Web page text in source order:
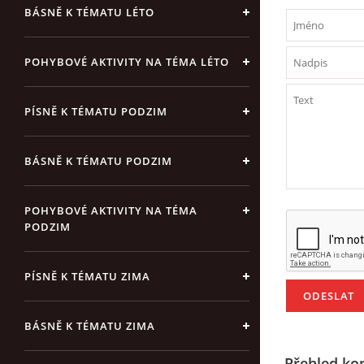
BÁSNĚ K TÉMATU LÉTO
POHYBOVÉ AKTIVITY NA TÉMA LÉTO
PÍSNĚ K TÉMATU PODZIM
BÁSNĚ K TÉMATU PODZIM
POHYBOVÉ AKTIVITY NA TÉMA
PODZIM
PÍSNĚ K TÉMATU ZIMA
BÁSNĚ K TÉMATU ZIMA